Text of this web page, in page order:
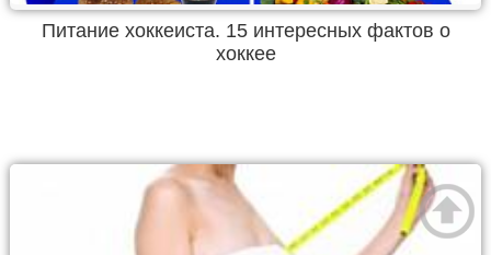
Питание хоккеиста. 15 интересных фактов о
хоккее